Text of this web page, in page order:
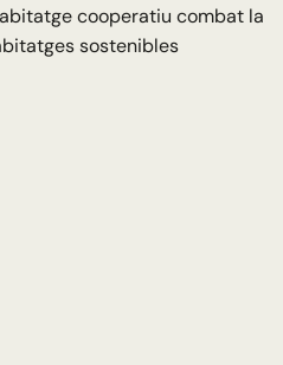
cooperatiu combat la
sostenibles